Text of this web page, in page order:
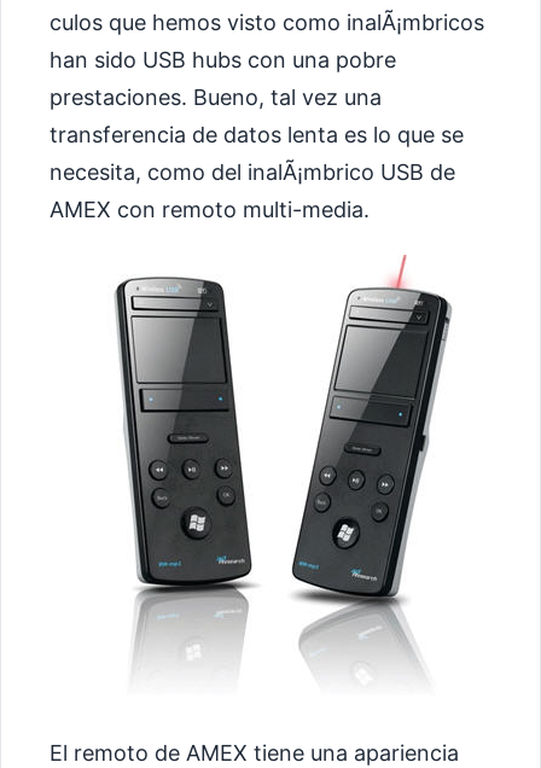
culos que hemos visto como inalÃ¡mbricos
han sido USB hubs con una pobre
prestaciones. Bueno, tal vez una
transferencia de datos lenta es lo que se
necesita, como del inalÃ¡mbrico USB de
AMEX con remoto multi-media.
El remoto de AMEX tiene una apariencia